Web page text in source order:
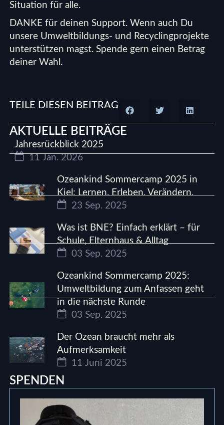
Situation für alle.
DANKE für deinen Support. Wenn auch Du
unsere Umweltbildungs- und Recyclingprojekte
unterstützen magst.Spende gern einen Betrag
deiner Wahl.
TEILE DIESEN BEITRAG
AKTUELLE BEITRÄGE
Jahresrückblick 2025
11 Jan. 2026
Ozeankind Sommercamp 2025 in
Kiel: Lernen. Erleben. Verändern.
23 Sep. 2025
Was ist BNE? Einfach erklärt – für
Schule, Elternhaus & Alltag
03 Sep. 2025
Ozeankind Sommercamp 2025:
Umweltbildung zum Anfassen geht
in die nächste Runde
03 Sep. 2025
Der Ozean braucht mehr als
Aufmerksamkeit
11 Juni 2025
SPENDEN